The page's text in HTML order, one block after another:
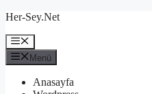
İçeriğe
Her-Sey.Net
Menü
Menü
Anasayfa